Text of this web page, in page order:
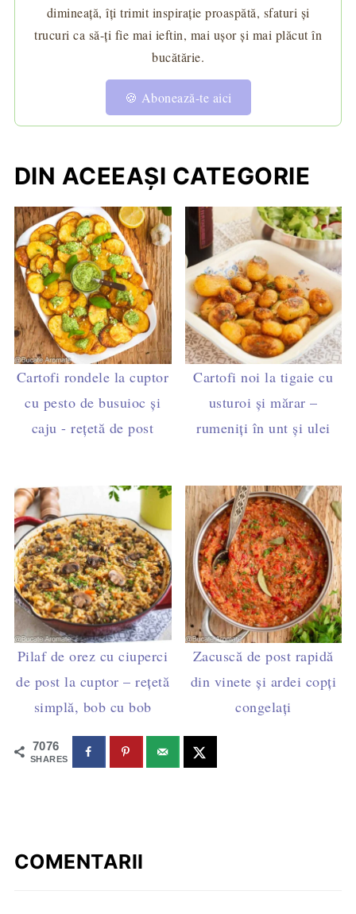
dimineață, îți trimit inspirație proaspătă, sfaturi și
trucuri ca să-ți fie mai ieftin, mai ușor și mai plăcut în
bucătărie.
🍪 Abonează-te aici
DIN ACEEAȘI CATEGORIE
Cartofi rondele la cuptor
cu pesto de busuioc și
caju - rețetă de post
Cartofi noi la tigaie cu
usturoi și mărar –
rumeniți în unt și ulei
Pilaf de orez cu ciuperci
de post la cuptor – rețetă
simplă, bob cu bob
Zacuscă de post rapidă
din vinete și ardei copți
congelați
7076
SHARES
COMENTARII